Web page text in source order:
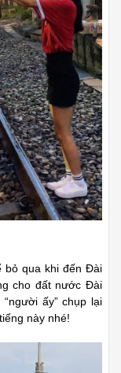
bỏ qua khi đến Đài
cho đất nước Đài
ấy” chụp lại
này nhé!